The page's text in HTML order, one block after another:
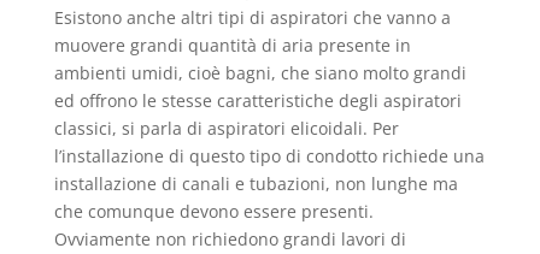
Esistono anche altri tipi di aspiratori che vanno a
muovere grandi quantità di aria presente in
ambienti umidi, cioè bagni, che siano molto grandi
ed offrono le stesse caratteristiche degli aspiratori
classici, si parla di aspiratori elicoidali. Per
l’installazione di questo tipo di condotto richiede una
installazione di canali e tubazioni, non lunghe ma
che comunque devono essere presenti.
Ovviamente non richiedono grandi lavori di